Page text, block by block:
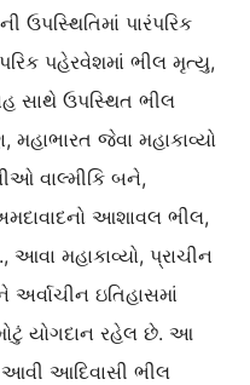
ઉપસ્થિતિમાં પારંપરિક
પહેરવેશમાં ભીલ મૃત્યુ,
સાથે ઉપસ્થિત ભીલ
મહાભારત જેવા મહાકાવ્યો
વાલ્મીકિ બને,
આશાવલ ભીલ,
આવા મહાકાવ્યો, પ્રાચીન
ઇતિહાસમાં
યોગદાન રહેલ છે. આ
આવી આદિવાસી ભીલ